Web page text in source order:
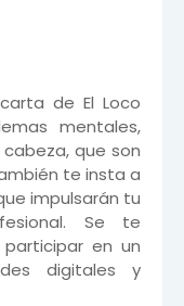
de El Loco
mentales,
que son
te insta a
impulsarán tu
Se te
en un
digitales y